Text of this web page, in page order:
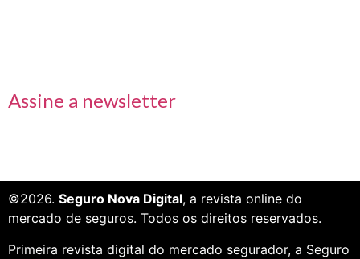
Assine a newsletter
©2026. Seguro Nova Digital, a revista online do
mercado de seguros. Todos os direitos reservados.
Primeira revista digital do mercado segurador, a Seguro